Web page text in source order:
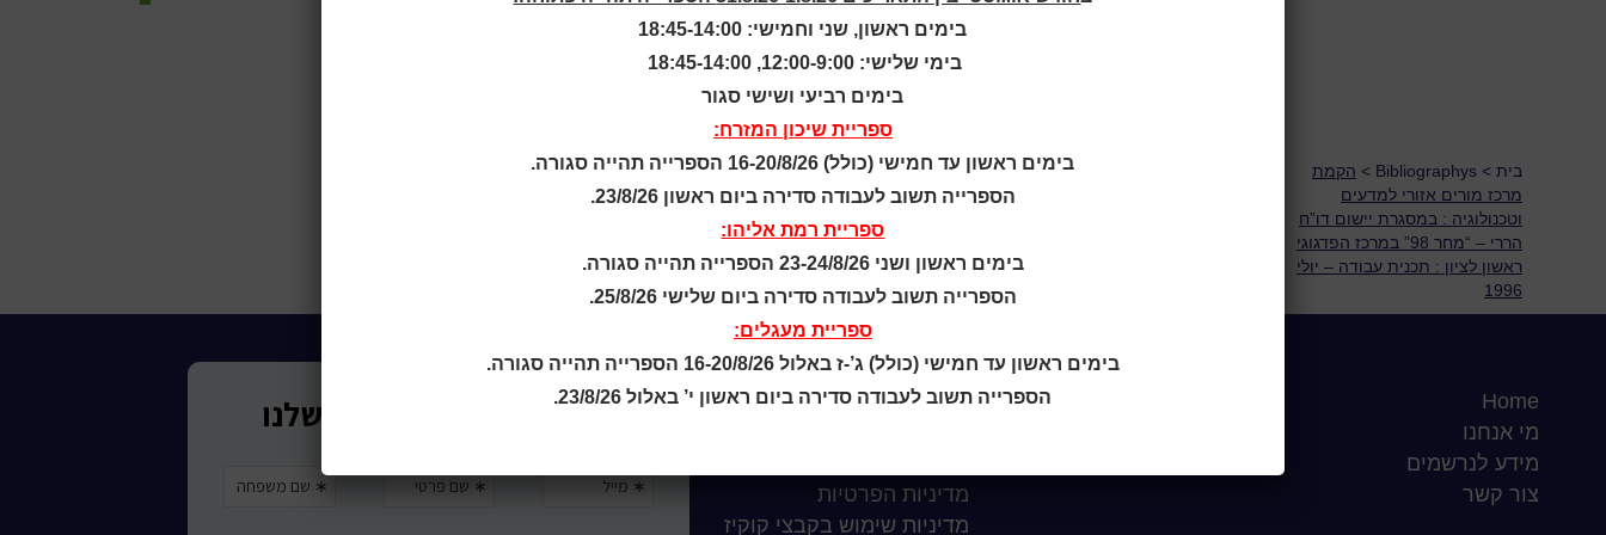
תכנית עבודה - יולי 1996
בית >
Bibliographys
> הקמת
מרכז מורים אזורי למדעים
וטכנולוגיה : במסגרת יישום דו”ח
הררי – “מחר 98” במרכז הפדגוגי
ראשון לציון : תכנית עבודה – יולי
1996
Home
מי אנחנו
מידע לנרשמים
צור קשר
קטלוג כותר ראשון
מדיניות הפרטיות
מדיניות שימוש בקבצי קוקיז
בימים ראשון, שני וחמישי: 18:45-14:00
בימי שלישי: 12:00-9:00, 18:45-14:00
בימים רביעי ושישי סגור
ספריית שיכון המזרח:
בימים ראשון עד חמישי (כולל) 16-20/8/26 הספרייה תהייה סגורה.
הספרייה תשוב לעבודה סדירה ביום ראשון 23/8/26.
ספריית רמת אליהו:
בימים ראשון ושני 23-24/8/26 הספרייה תהייה סגורה.
הספרייה תשוב לעבודה סדירה ביום שלישי 25/8/26.
ספריית מעגלים:
בימים ראשון עד חמישי (כולל) ג’-ז באלול 16-20/8/26 הספרייה תהייה סגורה.
הספרייה תשוב לעבודה סדירה ביום ראשון י’ באלול 23/8/26.